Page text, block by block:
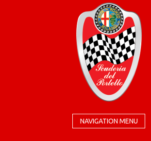
NAVIGATION MENU